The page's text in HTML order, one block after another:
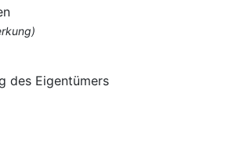
des Eigentümers